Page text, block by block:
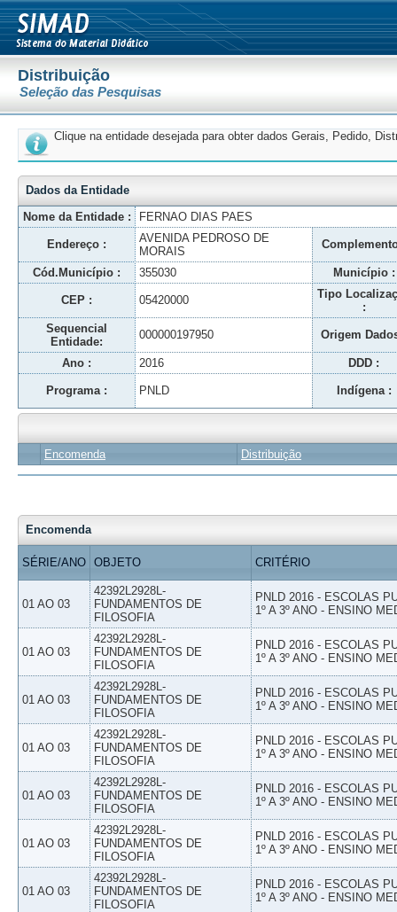
Distribuição
Seleção das Pesquisas
Clique na entidade desejada para obter dados Gerais, Pedido,
Dados da Entidade
Nome da Entidade :
FERNAO DIAS PAES
Endereço :
AVENIDA PEDROSO DE
MORAIS
Cód.Município : 355030 Município :
CEP : 05420000
Tipo
:
Sequencial
Entidade:
000000197950 Origem
Ano : 2016 DDD :
Programa : PNLD Indígena :
Encomenda Distribuição
Encomenda
SÉRIE/ANO OBJETO CRITÉRIO
01 AO 03
42392L2928L-
FUNDAMENTOS DE
FILOSOFIA
PNLD 2016 - ESCOLAS
1º A 3º ANO - ENSINO
01 AO 03
42392L2928L-
FUNDAMENTOS DE
FILOSOFIA
PNLD 2016 - ESCOLAS
1º A 3º ANO - ENSINO
01 AO 03
42392L2928L-
FUNDAMENTOS DE
FILOSOFIA
PNLD 2016 - ESCOLAS
1º A 3º ANO - ENSINO
01 AO 03
42392L2928L-
FUNDAMENTOS DE
FILOSOFIA
PNLD 2016 - ESCOLAS
1º A 3º ANO - ENSINO
01 AO 03
42392L2928L-
FUNDAMENTOS DE
FILOSOFIA
PNLD 2016 - ESCOLAS
1º A 3º ANO - ENSINO
01 AO 03
42392L2928L-
FUNDAMENTOS DE
FILOSOFIA
PNLD 2016 - ESCOLAS
1º A 3º ANO - ENSINO
01 AO 03
42392L2928L-
FUNDAMENTOS DE
FILOSOFIA
PNLD 2016 - ESCOLAS
1º A 3º ANO - ENSINO